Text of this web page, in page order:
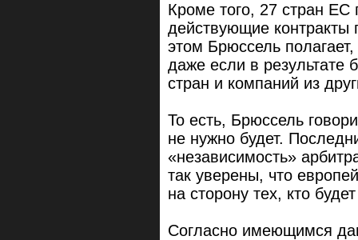
Кроме того, 27 стран
действующие контракты
этом Брюссель
даже если в результате
стран и компаний из
То есть, Брюссель
не нужно будет.
«независимость»
так уверены, что
на сторону тех, кто
Согласно имеющимся